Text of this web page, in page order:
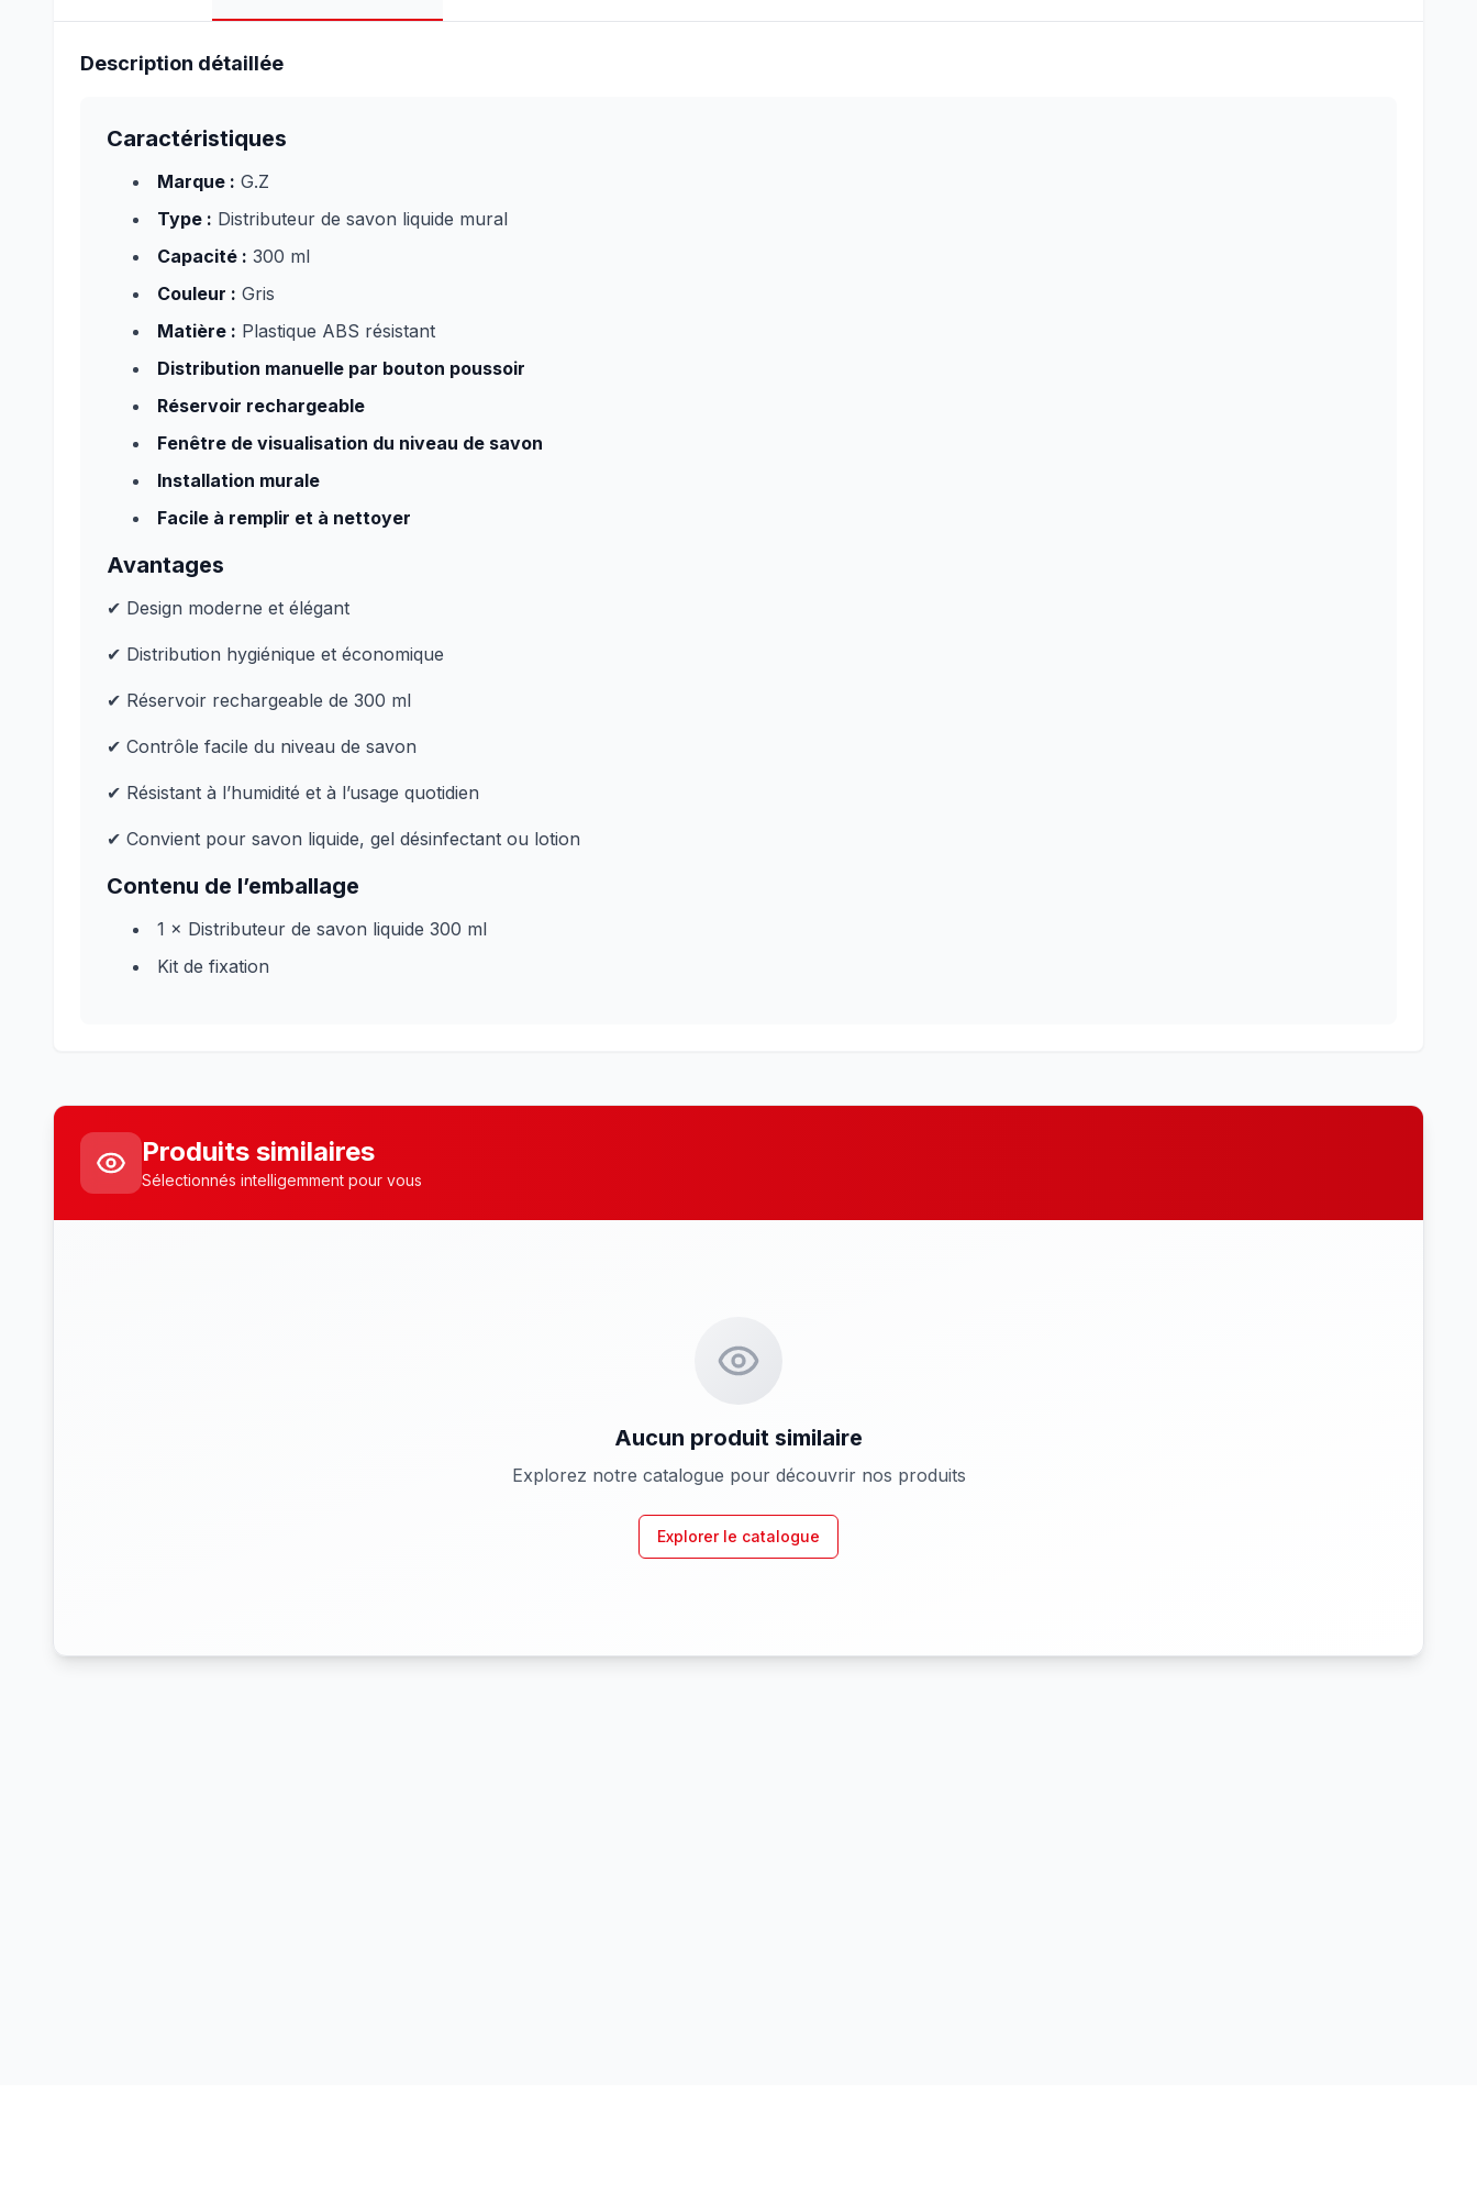
Description détaillée
Caractéristiques
Marque : G.Z
Type : Distributeur de savon liquide mural
Capacité : 300 ml
Couleur : Gris
Matière : Plastique ABS résistant
Distribution manuelle par bouton poussoir
Réservoir rechargeable
Fenêtre de visualisation du niveau de savon
Installation murale
Facile à remplir et à nettoyer
Avantages
✔ Design moderne et élégant
✔ Distribution hygiénique et économique
✔ Réservoir rechargeable de 300 ml
✔ Contrôle facile du niveau de savon
✔ Résistant à l’humidité et à l’usage quotidien
✔ Convient pour savon liquide, gel désinfectant ou lotion
Contenu de l’emballage
1 × Distributeur de savon liquide 300 ml
Kit de fixation
Produits similaires
Sélectionnés intelligemment pour vous
Aucun produit similaire
Explorez notre catalogue pour découvrir nos produits
Explorer le catalogue